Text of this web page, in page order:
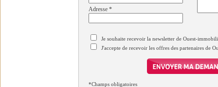
Adresse *
Je souhaite recevoir la newsletter de Ouest-
J'accepte de recevoir les offres des partenaires de
*Champs obligatoires